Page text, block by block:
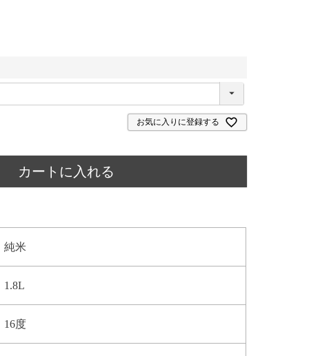
お気に入りに登録する
カートに入れる
純米
1.8L
16度